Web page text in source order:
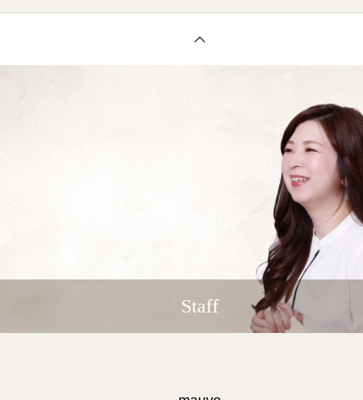
Staff